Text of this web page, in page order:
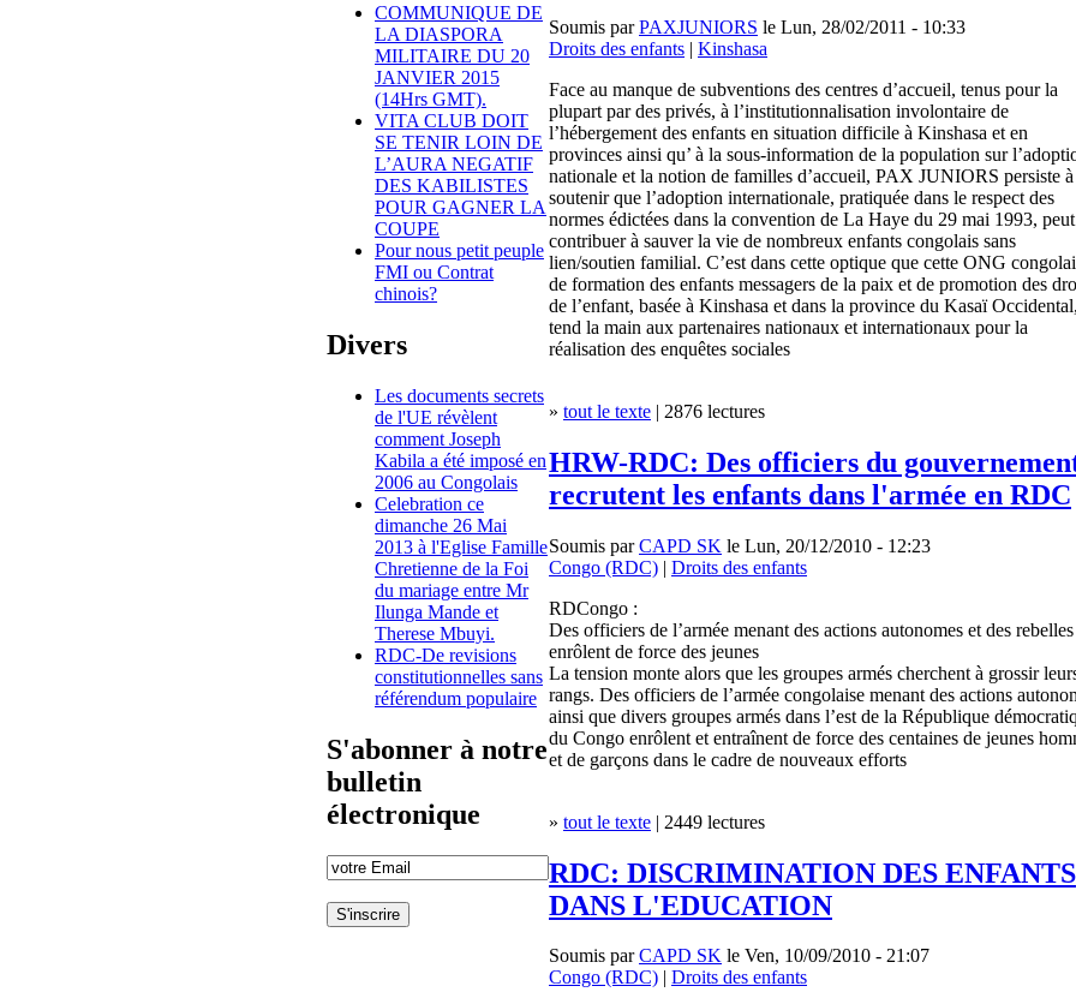
COMMUNIQUE DE
LA DIASPORA
MILITAIRE DU 20
JANVIER 2015
(14Hrs GMT).
VITA CLUB DOIT
SE TENIR LOIN DE
L’AURA NEGATIF
DES KABILISTES
POUR GAGNER LA
COUPE
Pour nous petit peuple
FMI ou Contrat
chinois?
Divers
Les documents secrets
de l'UE révèlent
comment Joseph
Kabila a été imposé en
2006 au Congolais
Celebration ce
dimanche 26 Mai
2013 à l'Eglise Famille
Chretienne de la Foi
du mariage entre Mr
Ilunga Mande et
Therese Mbuyi.
RDC-De revisions
constitutionnelles sans
référendum populaire
S'abonner à notre
bulletin
électronique
Soumis parPAXJUNIORS le Lun, 28/02/2011 - 10:33
Droits des enfants | Kinshasa
Face au manque de subventions des centres d’accueil, tenus pour la
plupart par des privés, à l’institutionnalisation involontaire de
l’hébergement des enfants en situation difficile à Kinshasa et en
provinces ainsi qu’ à la sous-information de la population sur
nationale et la notion de familles d’accueil, PAX JUNIORS persiste à
soutenir que l’adoption internationale, pratiquée dans le respect des
normes édictées dans la convention de La Haye du 29 mai 1993, peut
contribuer à sauver la vie de nombreux enfants congolais sans
lien/soutien familial. C’est dans cette optique que cette ONG
de formation des enfants messagers de la paix et de promotion des
de l’enfant, basée à Kinshasa et dans la province du Kasaï Occidental,
tend la main aux partenaires nationaux et internationaux pour la
réalisation des enquêtes sociales
» tout le texte | 2876 lectures
HRW-RDC: Des officiers du
recrutent les enfants dans l'armée en RDC
Soumis parCAPD SK le Lun, 20/12/2010 - 12:23
Congo (RDC) | Droits des enfants
RDCongo :
Des officiers de l’armée menant des actions autonomes et des rebelles
enrôlent de force des jeunes
La tension monte alors que les groupes armés cherchent à grossir
rangs. Des officiers de l’armée congolaise menant des actions
ainsi que divers groupes armés dans l’est de la République
du Congo enrôlent et entraînent de force des centaines de jeunes
et de garçons dans le cadre de nouveaux efforts
» tout le texte | 2449 lectures
RDC: DISCRIMINATION DES ENFANTS
DANS L'EDUCATION
Soumis parCAPD SK le Ven, 10/09/2010 - 21:07
Congo (RDC)
Droits des enfants